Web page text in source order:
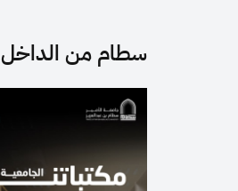
سطام من الداخل
الصورة